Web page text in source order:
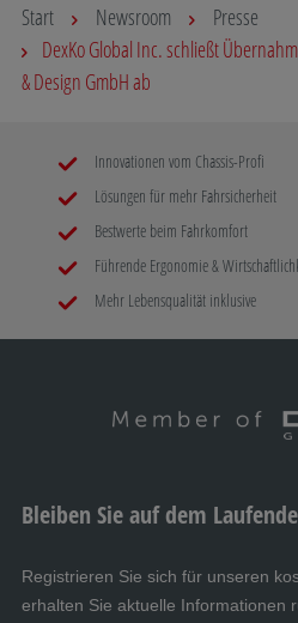
Start Newsroom
Presse
DexKo Global Inc. schließt
& Design GmbH ab
Innovationen vom Chassis-Profi
Lösungen für mehr Fahrsicherheit
Bestwerte beim Fahrkomfort
Führende Ergonomie &
Mehr Lebensqualität inklusive
Bleiben Sie auf dem
Registrieren Sie sich für unseren
erhalten Sie aktuelle Informationen